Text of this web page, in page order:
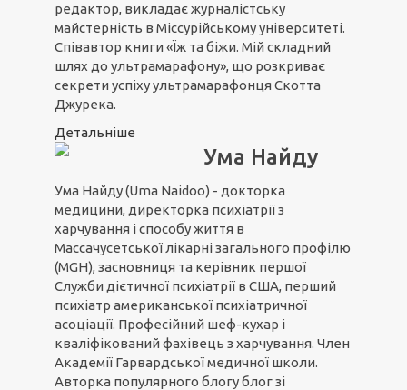
редактор, викладає журналістську
майстерність в Міссурійському університеті.
Співавтор книги «Їж та біжи. Мій складний
шлях до ультрамарафону», що розкриває
секрети успіху ультрамарафонця Скотта
Джурека.
Детальніше
Ума Найду
Ума Найду (Uma Naidoo) - докторка
медицини, директорка психіатрії з
харчування і способу життя в
Массачусетської лікарні загального профілю
(MGH), засновниця та керівник першої
Служби дієтичної психіатрії в США, перший
психіатр американської психіатричної
асоціації. Професійний шеф-кухар і
кваліфікований фахівець з харчування. Член
Академії Гарвардської медичної школи.
Авторка популярного блогу блог зі